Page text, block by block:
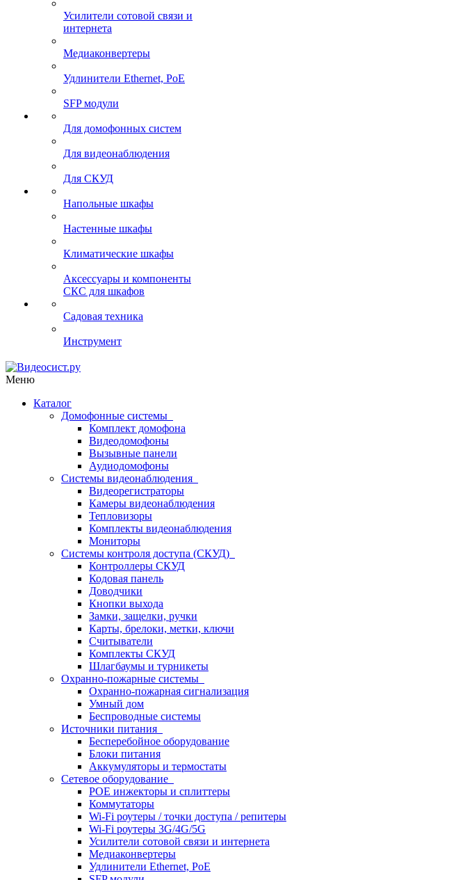
Усилители сотовой связи и
интернета
Медиаконвертеры
Удлинители Ethernet, PoE
SFP модули
Для домофонных систем
Для видеонаблюдения
Для СКУД
Напольные шкафы
Настенные шкафы
Климатические шкафы
Аксессуары и компоненты
СКС для шкафов
Садовая техника
Инструмент
Меню
Каталог
Домофонные системы
Комплект домофона
Видеодомофоны
Вызывные панели
Аудиодомофоны
Системы видеонаблюдения
Видеорегистраторы
Камеры видеонаблюдения
Тепловизоры
Комплекты видеонаблюдения
Мониторы
Системы контроля доступа (СКУД)
Контроллеры СКУД
Кодовая панель
Доводчики
Кнопки выхода
Замки, защелки, ручки
Карты, брелоки, метки, ключи
Считыватели
Комплекты СКУД
Шлагбаумы и турникеты
Охранно-пожарные системы
Охранно-пожарная сигнализация
Умный дом
Беспроводные системы
Источники питания
Бесперебойное оборудование
Блоки питания
Аккумуляторы и термостаты
Сетевое оборудование
POE инжекторы и сплиттеры
Коммутаторы
Wi-Fi роутеры / точки доступа / репитеры
Wi-Fi роутеры 3G/4G/5G
Усилители сотовой связи и интернета
Медиаконвертеры
Удлинители Ethernet, PoE